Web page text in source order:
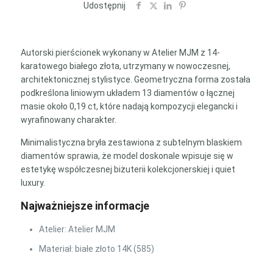
14K
Udostępnij
Autorski pierścionek wykonany w Atelier MJM z 14-
karatowego białego złota, utrzymany w nowoczesnej,
architektonicznej stylistyce. Geometryczna forma została
podkreślona liniowym układem 13 diamentów o łącznej
masie około 0,19 ct, które nadają kompozycji elegancki i
wyrafinowany charakter.
Minimalistyczna bryła zestawiona z subtelnym blaskiem
diamentów sprawia, że model doskonale wpisuje się w
estetykę współczesnej biżuterii kolekcjonerskiej i quiet
luxury.
Najważniejsze informacje
Atelier: Atelier MJM
Materiał: białe złoto 14K (585)